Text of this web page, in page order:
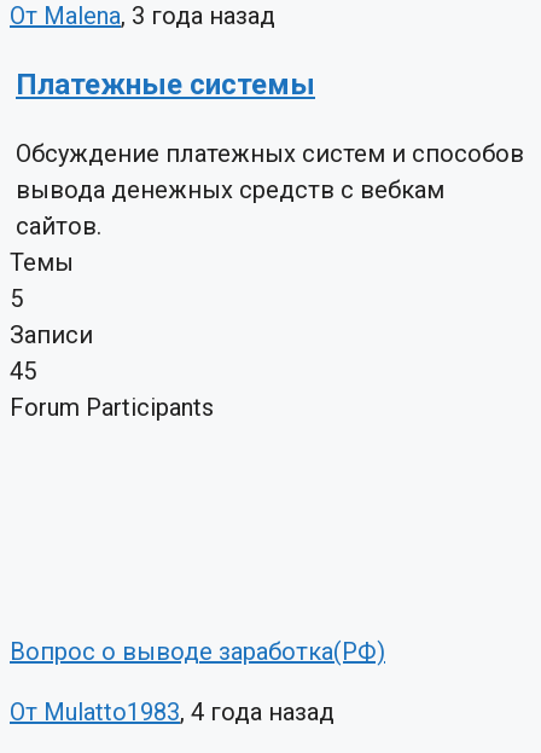
От Malena, 3 года назад
Платежные системы
Обсуждение платежных систем и способов
вывода денежных средств с вебкам
сайтов.
Темы
5
Записи
45
Forum Participants
Вопрос о выводе заработка(РФ)
От Mulatto1983, 4 года назад